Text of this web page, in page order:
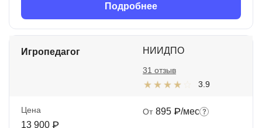
Подробнее
Игропедагог НИИДПО
3.9
31 отзыв
Цена
13 900 ₽
От 895 ₽/мес